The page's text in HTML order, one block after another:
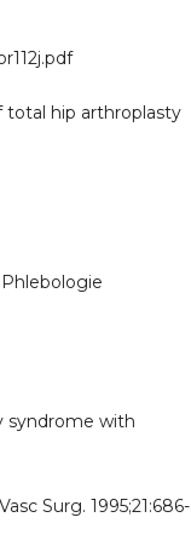
total hip arthroplasty
syndrome with
Surg. 1995;21:686-